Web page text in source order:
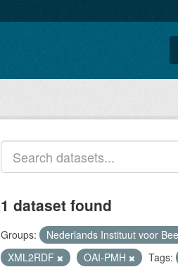
1 dataset found
Groups: Nederlands Instituut voor
XML2RDF
OAI-PMH Tags: